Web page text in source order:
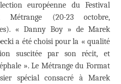
européenne du Festival
Métrange (20-23 octobre,
« Danny Boy » de Marek
a été choisi pour la « qualité
suscitée par son récit, et
». Le Métrange du Format
spécial consacré à Marek